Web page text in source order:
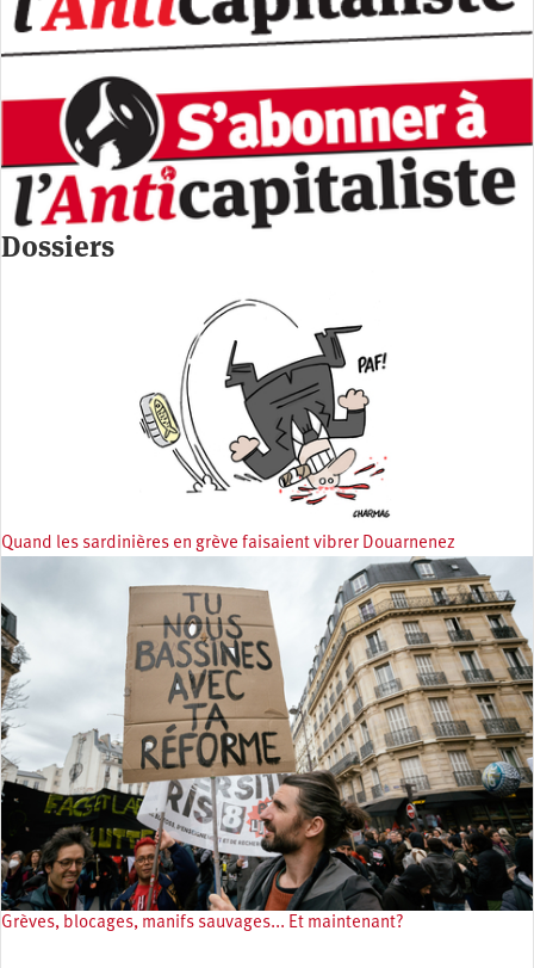
Dossiers
Quand les sardinières en grève faisaient vibrer Douarnenez
Grèves, blocages, manifs sauvages... Et maintenant?